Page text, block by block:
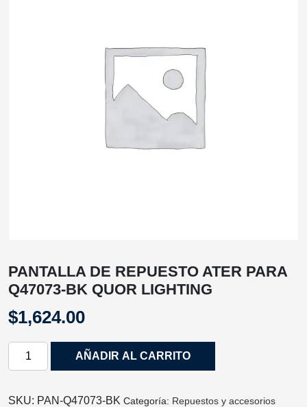
PANTALLA DE REPUESTO ATER PARA
Q47073-BK QUOR LIGHTING
$1,624.00
PANTALLA
ATER
AÑADIR AL CARRITO
SKU: PAN-Q47073-BK Categoría: Repuestos y accesorios